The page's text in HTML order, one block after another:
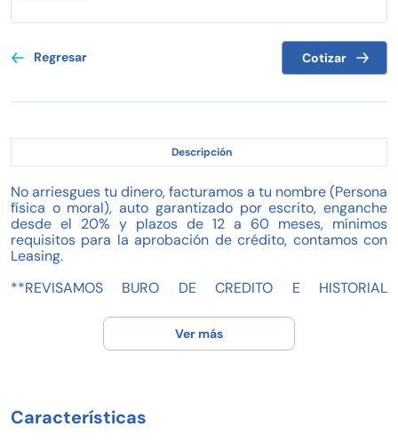
Regresar Cotizar
Descripción
No arriesgues tu dinero, facturamos a tu nombre (Persona
física o moral), auto garantizado por escrito, enganche
desde el 20% y plazos de 12 a 60 meses, mínimos
requisitos para la aprobación de crédito, contamos con
Leasing.
**REVISAMOS BURO DE CREDITO E HISTORIAL
***Tomamos tu auto a cuenta
Pregunta por nuestras promociones por este medio o en
el número de contacto y recibe promociones
Ver más
Características